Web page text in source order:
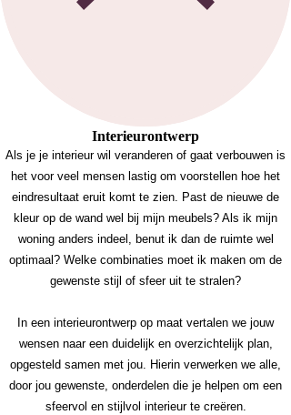
Interieurontwerp
Als je je interieur wil veranderen of gaat verbouwen is
het voor veel mensen lastig om voorstellen hoe het
eindresultaat eruit komt te zien. Past de nieuwe de
kleur op de wand wel bij mijn meubels? Als ik mijn
woning anders indeel, benut ik dan de ruimte wel
optimaal? Welke combinaties moet ik maken om de
gewenste stijl of sfeer uit te stralen?
In een interieurontwerp op maat vertalen we jouw
wensen naar een duidelijk en overzichtelijk plan,
opgesteld samen met jou. Hierin verwerken we alle,
door jou gewenste, onderdelen die je helpen om een
sfeervol en stijlvol interieur te creëren.